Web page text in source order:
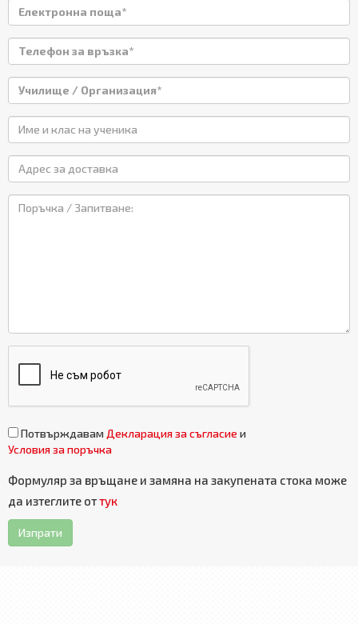
Потвърждавам Декларация за съгласие и
Условия за поръчка
Формуляр за връщане и замяна на закупената стока може
да изтеглите оттук
Изпрати